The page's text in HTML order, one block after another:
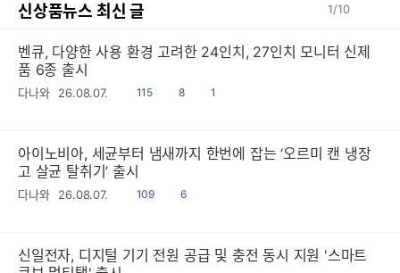
신상품뉴스 최신 글 1/10
벤큐, 다양한 사용 환경 고려한 24인치, 27인치 모니터 신제
품 6종 출시
다나와 26.08.07.
읽
115
공
8
댓1
아이노비아, 세균부터 냄새까지 한번에 잡는 ‘오르미 캔 냉장
고 살균 탈취기’ 출시
다나와 26.08.07.
읽
109
공
6
신일전자, 디지털 기기 전원 공급 및 충전 동시 지원 '스마트